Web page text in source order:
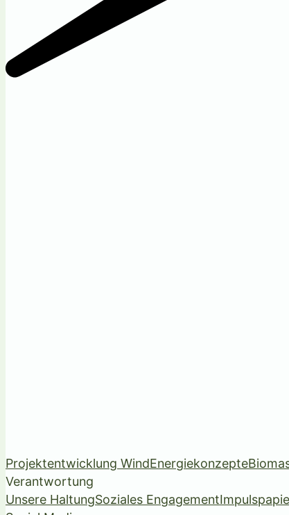
Projektentwicklung WindEnergiekonzepte
Verantwortung
Unsere HaltungSoziales Engagement